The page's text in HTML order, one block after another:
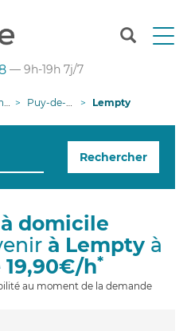
T
n
g
— 9h-19h 7j/7
Puy-de-Dôme Lempty
Rechercher
domicile
à Lemptyà
19,90€/h*
au moment de la demande